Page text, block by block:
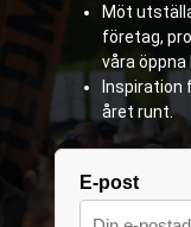
E-post
Möt
företag,
våra öppna
Inspiration
året runt.